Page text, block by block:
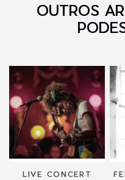
OUTROS
LIVE CONCERT